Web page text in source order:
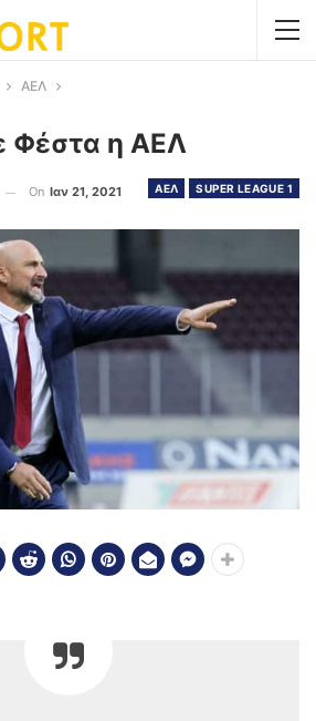
ΑΕΛ
Φέστα η ΑΕΛ
ΑΕΛ SUPER LEAGUE 1
On Ιαν 21, 2021